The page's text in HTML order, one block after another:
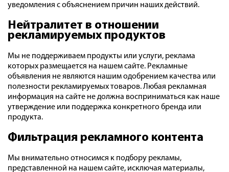
уведомления с объяснением причин наших действий.
Нейтралитет в отношении
рекламируемых продуктов
Мы не поддерживаем продукты или услуги, реклама
которых размещается на нашем сайте. Рекламные
объявления не являются нашим одобрением качества или
полезности рекламируемых товаров. Любая рекламная
информация на сайте не должна восприниматься как наше
утверждение или поддержка конкретного бренда или
продукта.
Фильтрация рекламного контента
Мы внимательно относимся к подбору рекламы,
представленной на нашем сайте, исключая материалы,